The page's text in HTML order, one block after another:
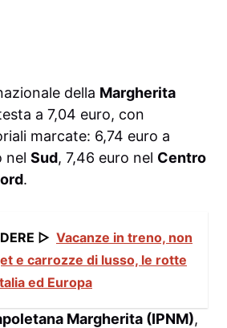
della Margherita
a 7,04 euro, con
marcate: 6,74 euro a
nel Sud, 7,46 euro nel Centro
.
▷ Vacanze in treno, non
e carrozze di lusso, le rotte
ed Europa
Margherita (IPNM),